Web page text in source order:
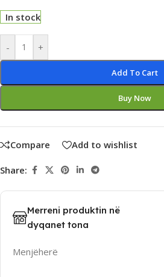
In stock
- +
Add To Cart
Buy Now
Alternative:
Compare Add to wishlist
Share:
Merreni produktin në
dyqanet tona
Menjëherë